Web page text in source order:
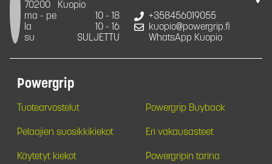
70200
Kuopio
ma - pe
10 - 18
la
10 - 16
su
SULJETTU
+358456019055
kuopio@powergrip.fi
WhatsApp Kuopio
Powergrip
Tuotearvostelut Powergrip Buyback
Pelaajien suosikkikiekot Eri vakausasteet
Käytetyt kiekot Powergripin tarina